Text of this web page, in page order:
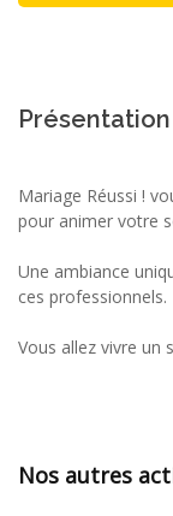
Mariage Réussi !
pour animer votre
Une ambiance
ces professionnels.
Vous allez vivre un
Nos autres